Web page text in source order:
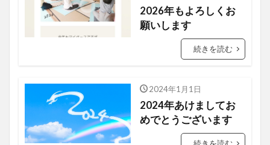
2026年もよろしくお
願いします
続きを読む
2024年1月1日
2024年あけましてお
めでとうございます